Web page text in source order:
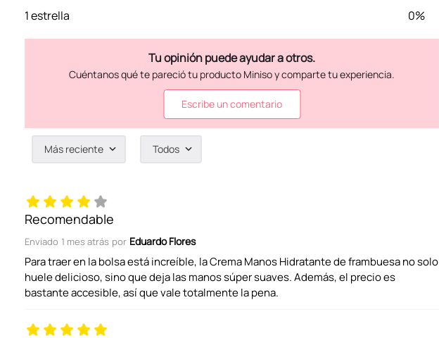
1 estrella 0%
Escribe un comentario
Agregar comentario
Califica el producto de 1 a 5 estrellas
Más reciente Todos
Recomendable
Enviado 1 mes atrás por Eduardo Flores
Para traer en la bolsa está increíble, la Crema Manos Hidratante de frambuesa no solo
huele delicioso, sino que deja las manos súper suaves. Además, el precio es
bastante accesible, así que vale totalmente la pena.